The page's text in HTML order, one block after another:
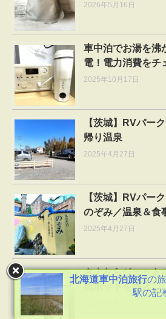
2026年5月16日
車中泊でお湯を沸
電！電力消費をチ
2025年10月17日
【茨城】RVパー
帰り温泉
2025年4月27日
【茨城】RVパー
のぞみ／温泉＆食
2025年4月27日
さよならジェット
気ポットを導入
北海道車中泊旅行の
駅の記